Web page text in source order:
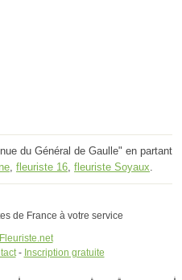
du Général de Gaulle" en partant
, fleuriste 16, fleuriste Soyaux.
de France à votre service
- Inscription gratuite